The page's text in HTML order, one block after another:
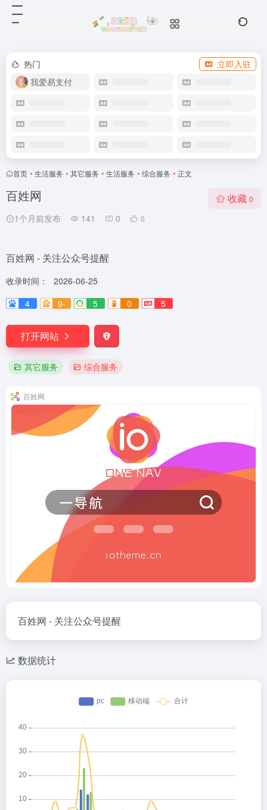
热门
立即入驻
我爱易支付
首页 • 生活服务 • 其它服务 • 生活服务 • 综合服务 • 正文
百姓网
1个月前发布 141 0 0
收藏 0
百姓网 - 关注公众号提醒
收录时间：
2026-06-25
4
9- 5 0 5
打开网站
其它服务 综合服务
百姓网
百姓网 - 关注公众号提醒
数据统计